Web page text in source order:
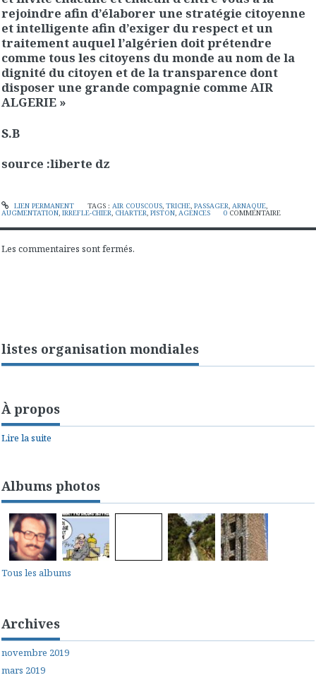
rejoindre afin d’élaborer une stratégie citoyenne
et intelligente afin d’exiger du respect et un
traitement auquel l’algérien doit prétendre
comme tous les citoyens du monde au nom de la
dignité du citoyen et de la transparence dont
disposer une grande compagnie comme AIR
ALGERIE »
S.B
source :liberte dz
LIEN PERMANENT TAGS : AIR COUSCOUS, TRICHE, PASSAGER, ARNAQUE,
AUGMENTATION, IRREFLE-CHIER, CHARTER, PISTON, AGENCES 0 COMMENTAIRE
Les commentaires sont fermés.
listes organisation mondiales
À propos
Lire la suite
Albums photos
Tous les albums
Archives
novembre 2019
mars 2019